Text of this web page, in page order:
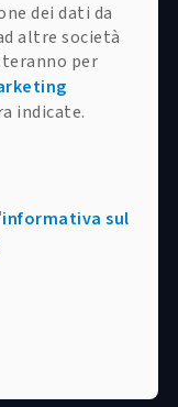
dei dati da
altre società
per
indicate.
informativa sul